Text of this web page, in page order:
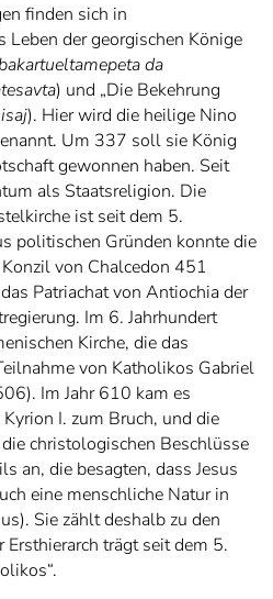
finden sich in
Leben der georgischen Könige
da
) und „Die Bekehrung
). Hier wird die heilige Nino
Um 337 soll sie König
gewonnen haben. Seit
als Staatsreligion. Die
ist seit dem 5.
politischen Gründen konnte die
von Chalcedon 451
Patriachat von Antiochia der
Im 6. Jahrhundert
Kirche, die das
von Katholikos Gabriel
Im Jahr 610 kam es
I. zum Bruch, und die
christologischen Beschlüsse
an, die besagten, dass Jesus
eine menschliche Natur in
Sie zählt deshalb zu den
Ersthierarch trägt seit dem 5.